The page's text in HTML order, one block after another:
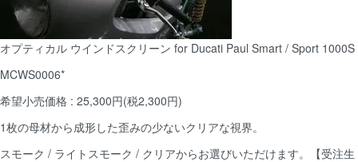
オプティカル ウインドスクリーン for Ducati Paul Smart / Sport 1000S
MCWS0006*
希望小売価格 : 25,300円(税2,300円)
1枚の母材から成形した歪みの少ないクリアな視界。
スモーク / ライトスモーク / クリアからお選びいただけます。【受注生